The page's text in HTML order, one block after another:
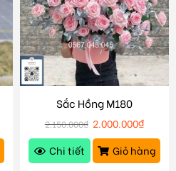
Sắc Hồng M180
2.150.000₫ 2.000.000₫
Chi tiết
Giỏ hàng